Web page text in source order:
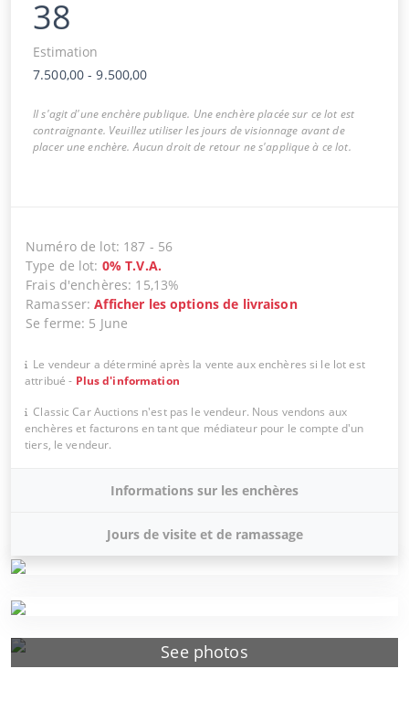
See photos
38
Estimation
7.500,00 -9.500,00
Il s'agit d'une enchère publique. Une enchère placée sur ce lot est
contraignante. Veuillez utiliser les jours de visionnage avant de
placer une enchère. Aucun droit de retour ne s'applique à ce lot.
Numéro de lot: 187 - 56
Type de lot: 0% T.V.A.
Frais d'enchères: 15,13%
Ramasser:Afficher les options de livraison
Se ferme: 5 June
Le vendeur a déterminé après la vente aux enchères si le lot est
attribué - Plus d'information
Classic Car Auctions n'est pas le vendeur. Nous vendons aux
enchères et facturons en tant que médiateur pour le compte d'un
tiers, le vendeur.
Informations sur les enchères
Jours de visite et de ramassage